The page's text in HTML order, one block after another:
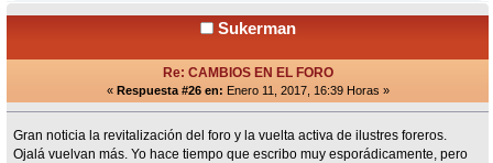
Sukerman
Re: CAMBIOS EN EL FORO
« Respuesta #26 en: Enero 11, 2017, 16:39 Horas »
Gran noticia la revitalización del foro y la vuelta activa de ilustres foreros.
Ojalá vuelvan más. Yo hace tiempo que escribo muy esporádicamente, pero